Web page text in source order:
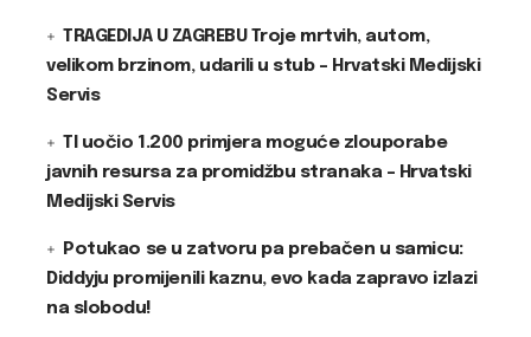
TRAGEDIJA U ZAGREBU Troje mrtvih, autom,
velikom brzinom, udarili u stub – Hrvatski Medijski
Servis
TI uočio 1.200 primjera moguće zlouporabe
javnih resursa za promidžbu stranaka – Hrvatski
Medijski Servis
Potukao se u zatvoru pa prebačen u samicu:
Diddyju promijenili kaznu, evo kada zapravo izlazi
na slobodu!